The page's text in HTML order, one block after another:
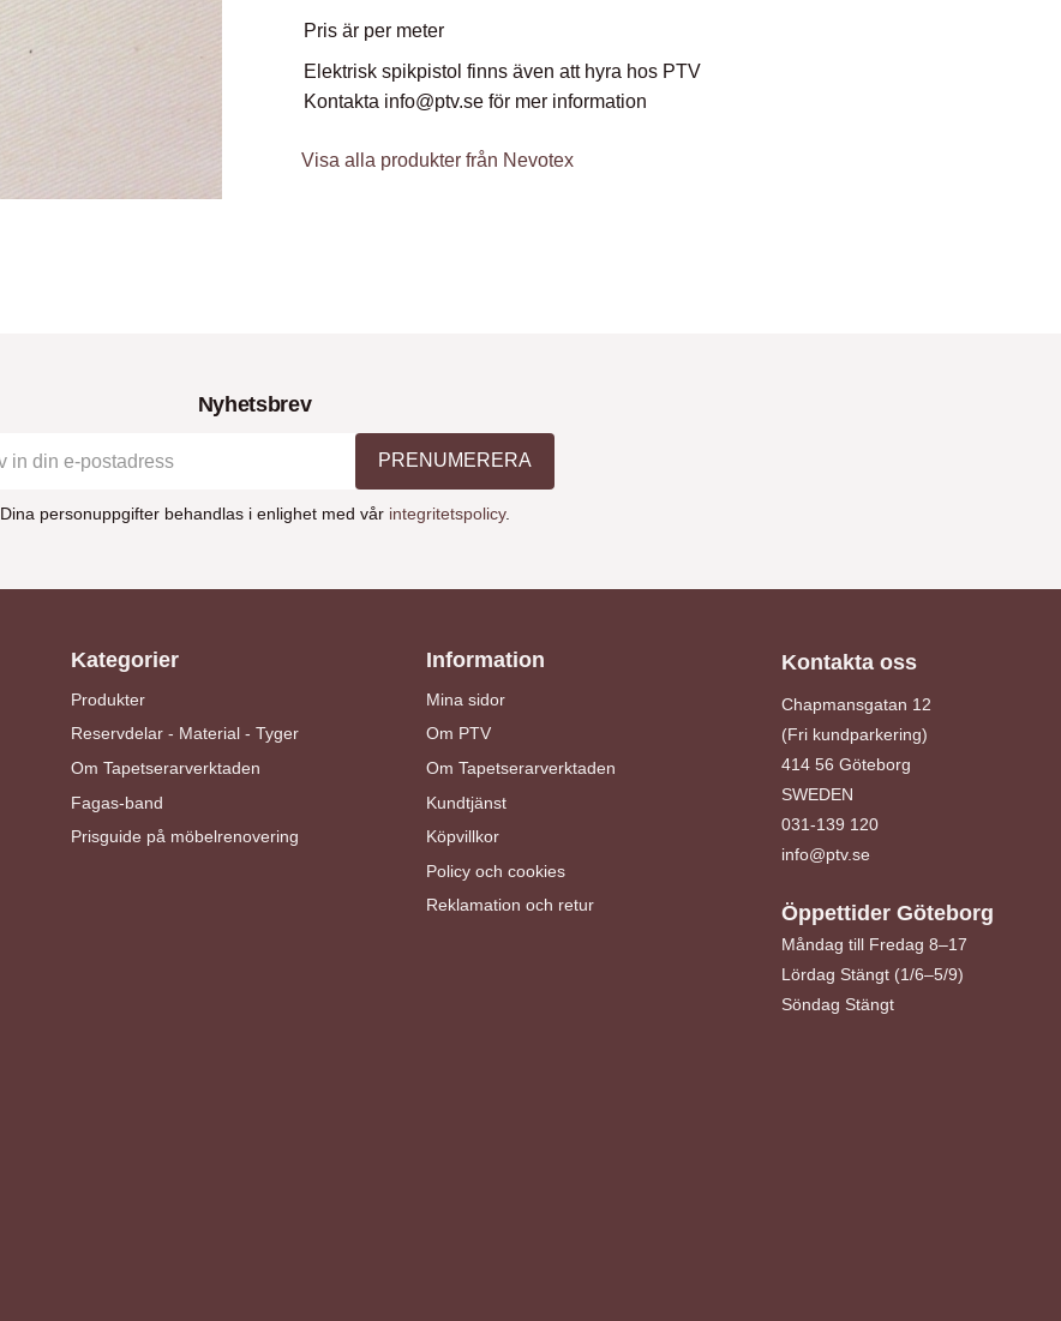
Pris är per meter
Elektrisk spikpistol finns även att hyra hos PTV
Kontakta info@ptv.se för mer information
Visa alla produkter från Nevotex
Nyhetsbrev
PRENUMERERA
Dina personuppgifter behandlas i enlighet med vår integritetspolicy.
Kategorier
Produkter
Reservdelar - Material - Tyger
Om Tapetserarverktaden
Fagas-band
Prisguide på möbelrenovering
Information
Mina sidor
Om PTV
Om Tapetserarverktaden
Kundtjänst
Köpvillkor
Policy och cookies
Reklamation och retur
Kontakta oss
Chapmansgatan 12
(Fri kundparkering)
414 56 Göteborg
SWEDEN
031-139 120
info@ptv.se
Öppettider Göteborg
Måndag till Fredag 8–17
Lördag Stängt (1/6–5/9)
Söndag Stängt